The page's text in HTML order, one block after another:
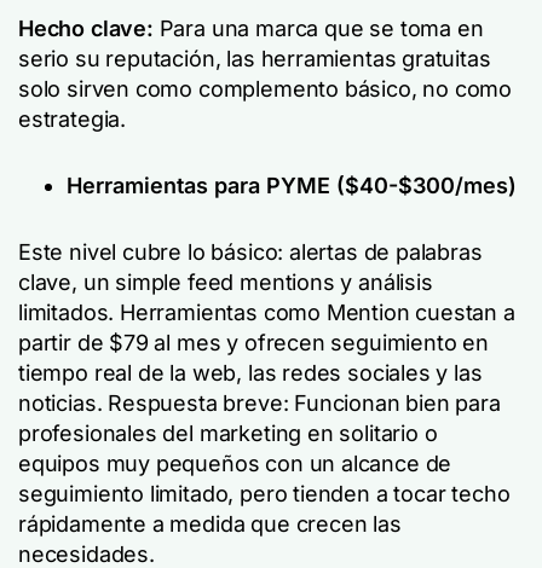
Hecho clave: Para una marca que se toma en
serio su reputación, las herramientas gratuitas
solo sirven como complemento básico, no como
estrategia.
Herramientas para PYME ($40-$300/mes)
Este nivel cubre lo básico: alertas de palabras
clave, un simple feed mentions y análisis
limitados. Herramientas como Mention cuestan a
partir de $79 al mes y ofrecen seguimiento en
tiempo real de la web, las redes sociales y las
noticias. Respuesta breve: Funcionan bien para
profesionales del marketing en solitario o
equipos muy pequeños con un alcance de
seguimiento limitado, pero tienden a tocar techo
rápidamente a medida que crecen las
necesidades.